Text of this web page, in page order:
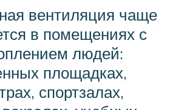
вентиляция чаще
в помещениях с
людей:
площадках,
спортзалах,